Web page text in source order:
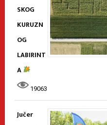
SKOG
KURUZN
OG
LABIRINT
A
19063
Jučer